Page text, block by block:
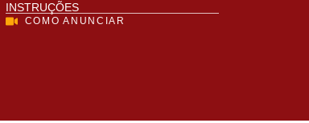
INSTRUÇÕES
COMO ANUNCIAR